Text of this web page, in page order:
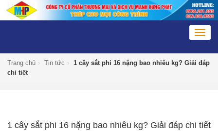
Trang chủ › Tin tức › 1 cây sắt phi 16 nặng bao nhiêu kg? Giải đáp
chi tiết
1 cây sắt phi 16 nặng bao nhiêu kg? Giải đáp chi tiết